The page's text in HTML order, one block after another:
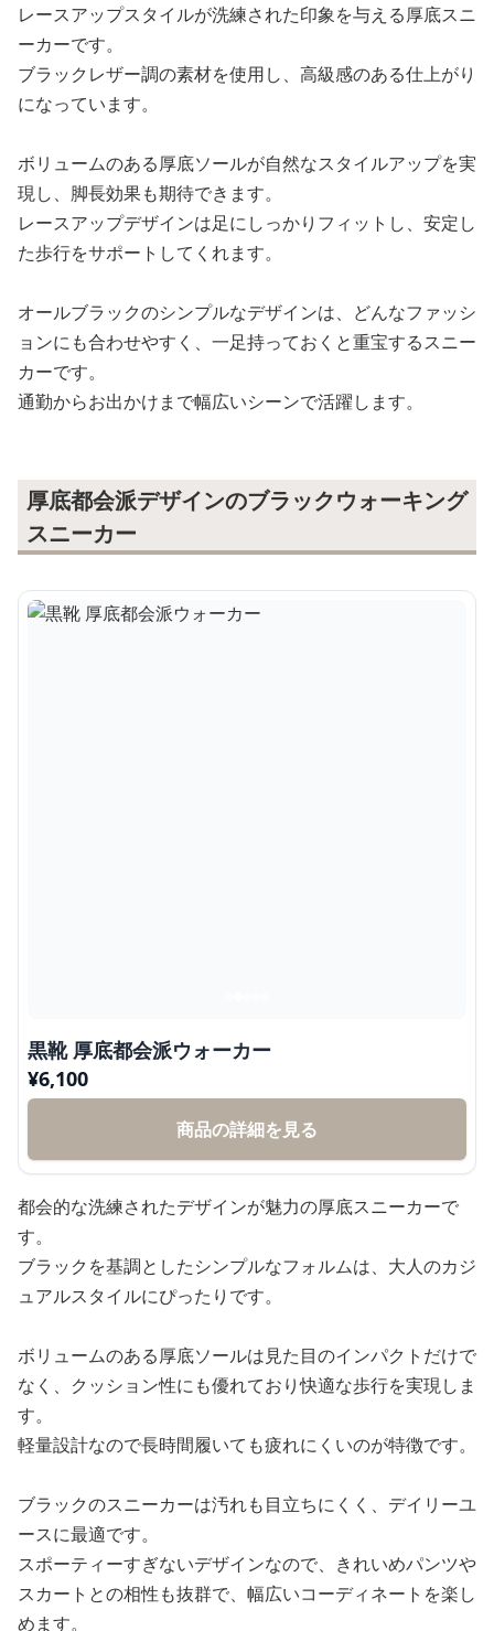
レースアップスタイルが洗練された印象を与える厚底スニ
ーカーです。
ブラックレザー調の素材を使用し、高級感のある仕上がり
になっています。
ボリュームのある厚底ソールが自然なスタイルアップを実
現し、脚長効果も期待できます。
レースアップデザインは足にしっかりフィットし、安定し
た歩行をサポートしてくれます。
オールブラックのシンプルなデザインは、どんなファッシ
ョンにも合わせやすく、一足持っておくと重宝するスニー
カーです。
通勤からお出かけまで幅広いシーンで活躍します。
厚底都会派デザインのブラックウォーキング
スニーカー
黒靴 厚底都会派ウォーカー
¥6,100
商品の詳細を見る
都会的な洗練されたデザインが魅力の厚底スニーカーで
す。
ブラックを基調としたシンプルなフォルムは、大人のカジ
ュアルスタイルにぴったりです。
ボリュームのある厚底ソールは見た目のインパクトだけで
なく、クッション性にも優れており快適な歩行を実現しま
す。
軽量設計なので長時間履いても疲れにくいのが特徴です。
ブラックのスニーカーは汚れも目立ちにくく、デイリーユ
ースに最適です。
スポーティーすぎないデザインなので、きれいめパンツや
スカートとの相性も抜群で、幅広いコーディネートを楽し
めます。